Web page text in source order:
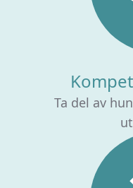
Ta del av